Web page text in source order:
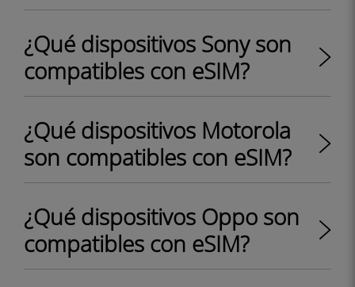
¿Qué dispositivos Sony son
compatibles con eSIM?
¿Qué dispositivos Motorola
son compatibles con eSIM?
¿Qué dispositivos Oppo son
compatibles con eSIM?